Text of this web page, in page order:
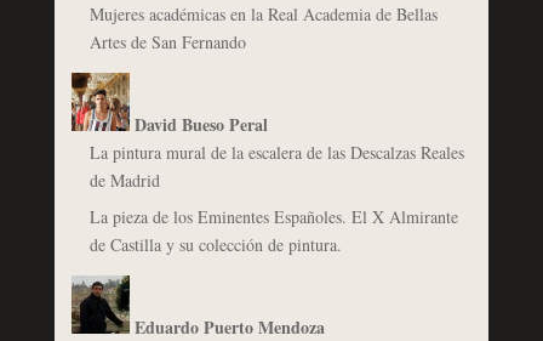
Mujeres académicas en la Real Academia de Bellas
Artes de San Fernando
David Bueso Peral
La pintura mural de la escalera de las Descalzas Reales
de Madrid
La pieza de los Eminentes Españoles. El X Almirante
de Castilla y su colección de pintura.
Eduardo Puerto Mendoza